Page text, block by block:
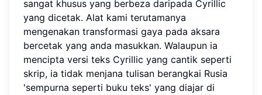
sangat khusus yang berbeza daripada Cyrillic
yang dicetak. Alat kami terutamanya
mengenakan transformasi gaya pada aksara
bercetak yang anda masukkan. Walaupun ia
mencipta versi teks Cyrillic yang cantik seperti
skrip, ia tidak menjana tulisan berangkai Rusia
'sempurna seperti buku teks' yang diajar di